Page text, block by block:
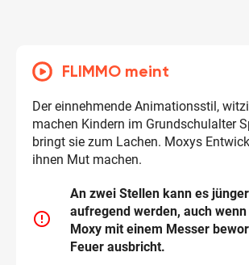
FLIMMO meint
Der einnehmende Animationsstil,
machen Kindern im Grundschulalter
bringt sie zum Lachen. Moxys
ihnen Mut machen.
error_outline
An zwei Stellen kann es
aufregend werden, auch
Moxy mit einem Messer
Feuer ausbricht.